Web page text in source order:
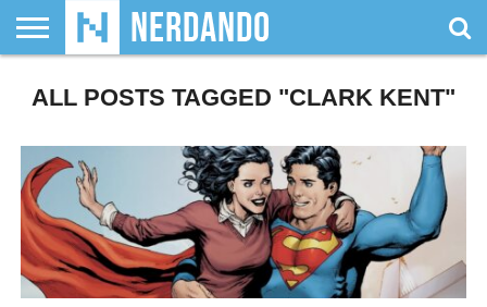
SIAMO
GIOCHI
DA
GIOCHI
DI
VIDEOGAMES
FILM
&
FUMETTI
& LIBRI
MAGIC:
THE
DUNGEONS
&
WRESTLING
NERDANDO
AWARDS
I
BOLLINI
ALL POSTS TAGGED "CLARK KENT"